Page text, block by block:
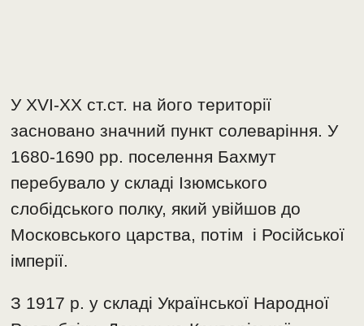
У ХVI-XX ст.ст. на його території
засновано значний пункт солеваріння. У
1680-1690 рр. поселення Бахмут
перебувало у складі Ізюмського
слобідського полку, який увійшов до
Московського царства, потім і Російської
імперії.
З 1917 р. у складі Української Народної